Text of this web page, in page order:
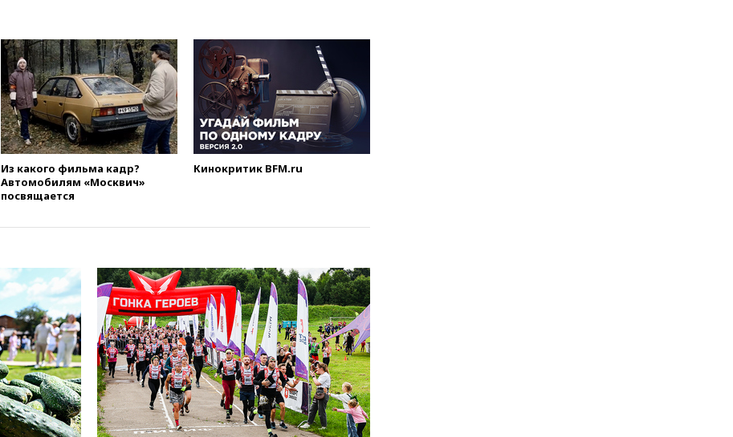
Из какого фильма кадр?
Автомобилям «Москвич»
посвящается
Кинокритик BFM.ru